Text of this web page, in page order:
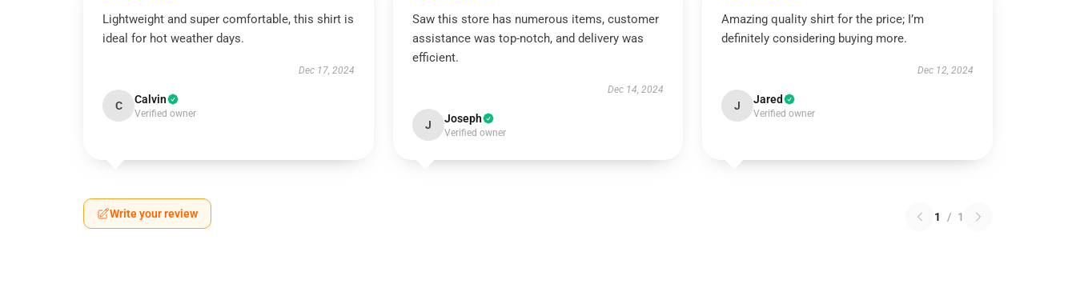
Lightweight and super comfortable, this shirt is
ideal for hot weather days.
Dec 17, 2024
C Calvin
Verified owner
Saw this store has numerous items, customer
assistance was top-notch, and delivery was
efficient.
Dec 14, 2024
J Joseph
Verified owner
Amazing quality shirt for the price; I’m
definitely considering buying more.
Dec 12, 2024
J Jared
Verified owner
Write your review 1 / 1